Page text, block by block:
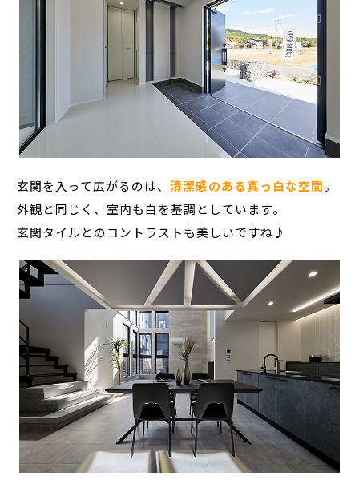
玄関を入って広がるのは、清潔感のある真っ白な空間。
外観と同じく、室内も白を基調としています。
玄関タイルとのコントラストも美しいですね♪